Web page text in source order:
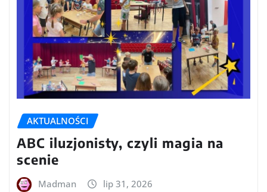
AKTUALNOŚCI
ABC iluzjonisty, czyli magia na
scenie
Madman lip 31, 2026